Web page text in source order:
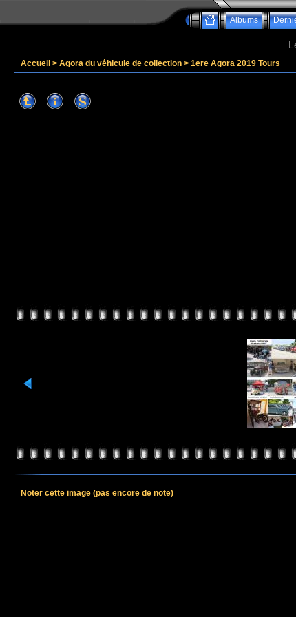
Albums
Accueil > Agora du véhicule de collection > 1ere Agora 2019 Tours
Noter cette image (pas encore de note)